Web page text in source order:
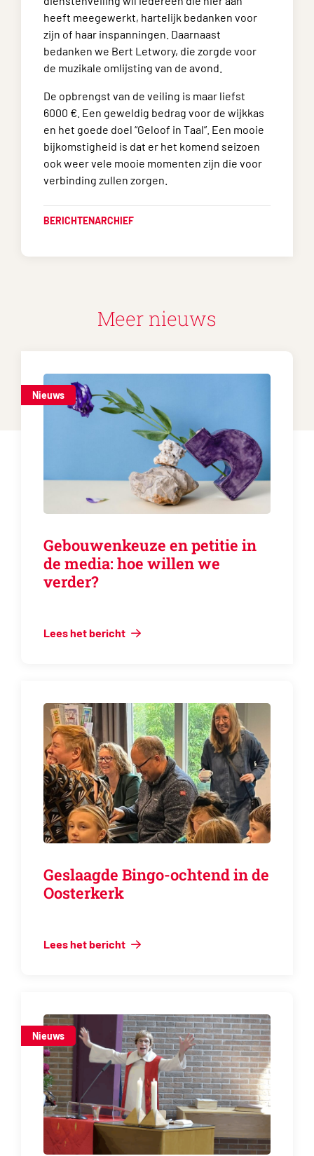
heeft meegewerkt, hartelijk bedanken voor
zijn of haar inspanningen. Daarnaast
bedanken we Bert Letwory, die zorgde voor
de muzikale omlijsting van de avond.
De opbrengst van de veiling is maar liefst
6000 €. Een geweldig bedrag voor de wijkkas
en het goede doel “Geloof in Taal”. Een mooie
bijkomstigheid is dat er het komend seizoen
ook weer vele mooie momenten zijn die voor
verbinding zullen zorgen.
BERICHTENARCHIEF
Meer nieuws
Nieuws
Gebouwenkeuze en petitie in
de media: hoe willen we
verder?
Lees het bericht
Geslaagde Bingo-ochtend in de
Oosterkerk
Lees het bericht
Nieuws